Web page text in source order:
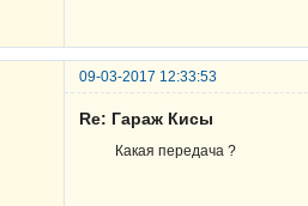
09-03-2017 12:33:53
Re: Гараж Кисы
Какая передача ?